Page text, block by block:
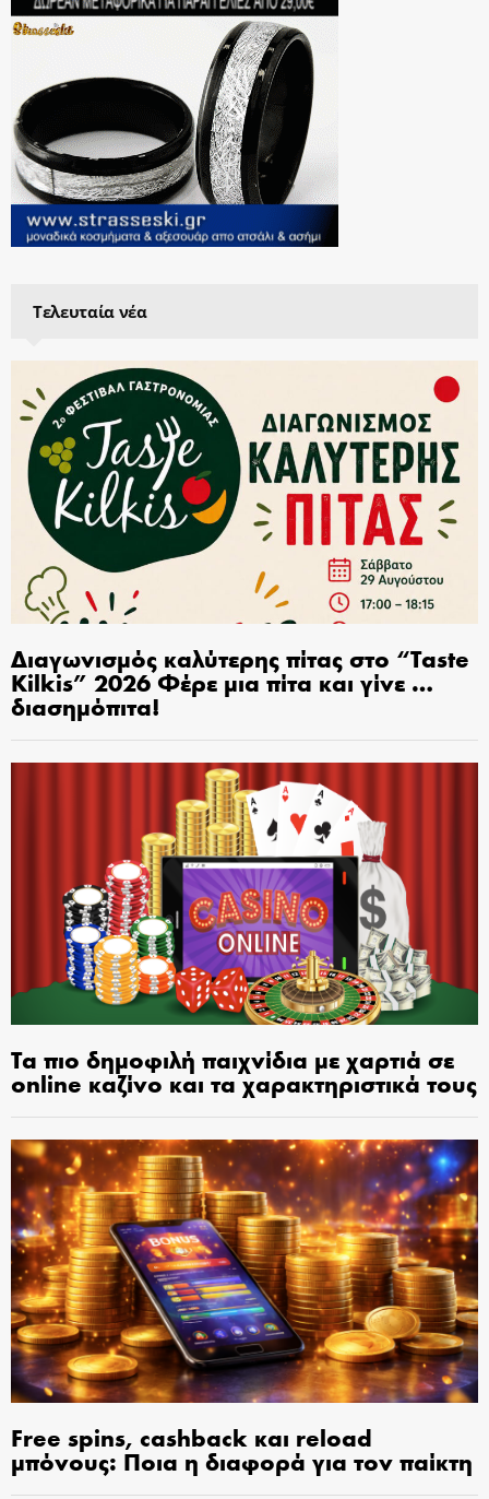
Τελευταία νέα
Διαγωνισμός καλύτερης πίτας στο “Taste
Kilkis” 2026 Φέρε μια πίτα και γίνε …
διασημόπιτα!
Τα πιο δημοφιλή παιχνίδια με χαρτιά σε
online καζίνο και τα χαρακτηριστικά τους
Free spins, cashback και reload
μπόνους: Ποια η διαφορά για τον παίκτη